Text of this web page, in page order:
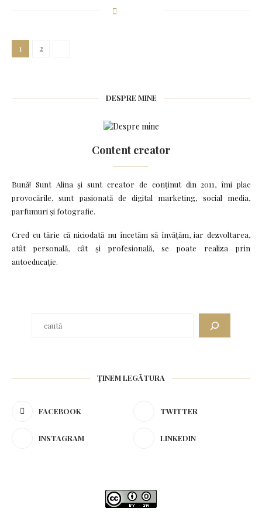
1 2
DESPRE MINE
Content creator
Bună! Sunt Alina și sunt creator de conținut din 2011, îmi plac
provocările, sunt pasionată de digital marketing, social media,
parfumuri și fotografie.
Cred cu tărie că niciodată nu încetăm să învățăm, iar dezvoltarea,
atât personală, cât și profesională, se poate realiza prin
autoeducație.
ȚINEM LEGĂTURA
FACEBOOK TWITTER
INSTAGRAM LINKEDIN